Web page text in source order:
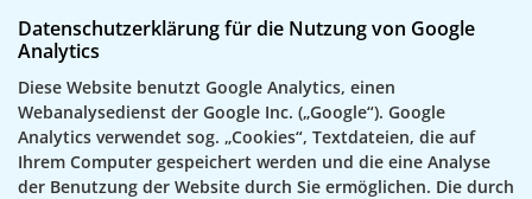
Datenschutzerklärung für die Nutzung von Google
Analytics
Diese Website benutzt Google Analytics, einen
Webanalysedienst der Google Inc. („Google“). Google
Analytics verwendet sog. „Cookies“, Textdateien, die auf
Ihrem Computer gespeichert werden und die eine Analyse
der Benutzung der Website durch Sie ermöglichen. Die durch